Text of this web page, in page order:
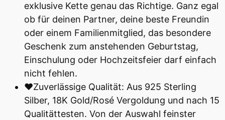
exklusive Kette genau das Richtige. Ganz egal
ob für deinen Partner, deine beste Freundin
oder einem Familienmitglied, das besondere
Geschenk zum anstehenden Geburtstag,
Einschulung oder Hochzeitsfeier darf einfach
nicht fehlen.
♥Zuverlässige Qualität: Aus 925 Sterling
Silber, 18K Gold/Rosé Vergoldung und nach 15
Qualitättesten. Von der Auswahl feinster